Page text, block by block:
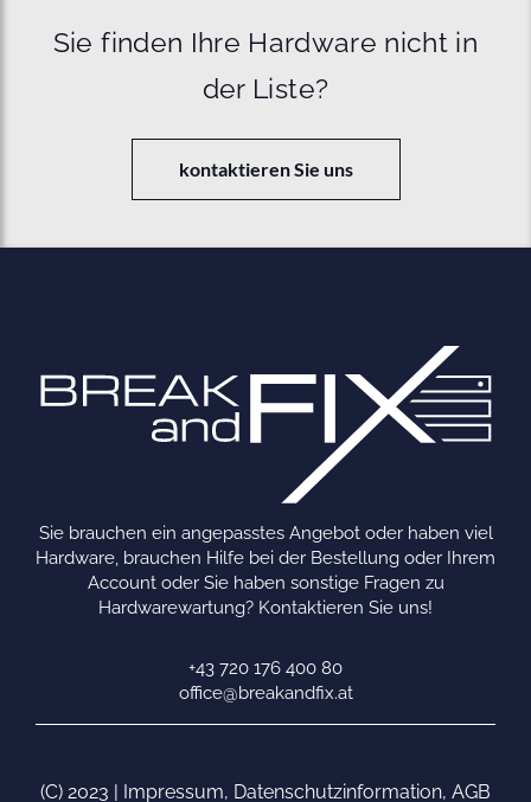
Sie finden Ihre Hardware nicht in
der Liste?
kontaktieren Sie uns
Sie brauchen ein angepasstes Angebot oder haben viel
Hardware, brauchen Hilfe bei der Bestellung oder Ihrem
Account oder Sie haben sonstige Fragen zu
Hardwarewartung? Kontaktieren Sie uns!
+43 720 176 400 80
office@breakandfix.at
(C) 2023 | Impressum, Datenschutzinformation, AGB